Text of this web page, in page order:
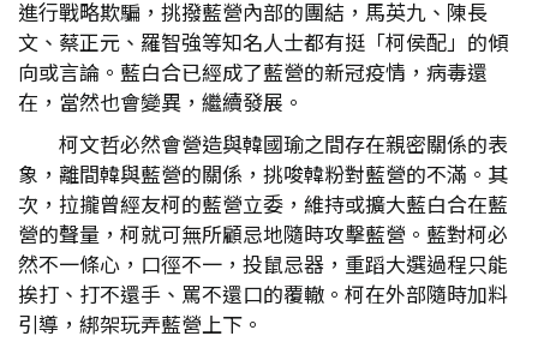
進行戰略欺騙，挑撥藍營內部的團結，馬英九、陳長
文、蔡正元、羅智強等知名人士都有挺「柯侯配」的傾
向或言論。藍白合已經成了藍營的新冠疫情，病毒還
在，當然也會變異，繼續發展。
柯文哲必然會營造與韓國瑜之間存在親密關係的表
象，離間韓與藍營的關係，挑唆韓粉對藍營的不滿。其
次，拉攏曾經友柯的藍營立委，維持或擴大藍白合在藍
營的聲量，柯就可無所顧忌地隨時攻擊藍營。藍對柯必
然不一條心，口徑不一，投鼠忌器，重蹈大選過程只能
挨打、打不還手、罵不還口的覆轍。柯在外部隨時加料
引導，綁架玩弄藍營上下。